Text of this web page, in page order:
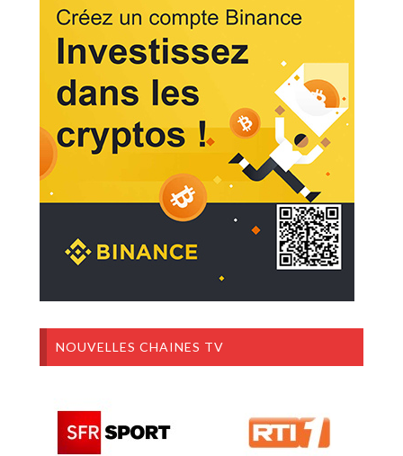
NOUVELLES CHAINES TV